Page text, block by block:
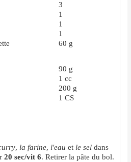
3
1
1
1
60 g
90 g
1 cc
200 g
1 CS
, la farine, l'eau et le sel dans
20 sec/vit 6. Retirer la pâte du bol.